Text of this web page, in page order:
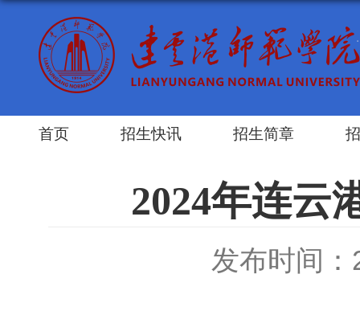
首页 招生快讯 招生简章
2024年连云
发布时间：